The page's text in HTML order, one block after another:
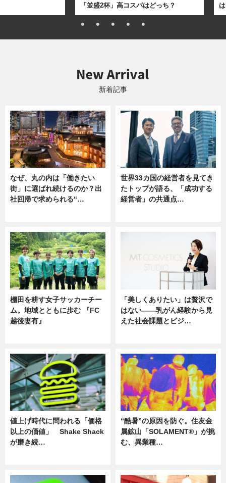
「並盛2杯」高コスパはどっち？
新着記事
なぜ、丸の内は「働きたい
街」に選ばれ続けるのか？出
社回帰で求められる“…
世界33カ国の経営者を見てき
たトップが語る、「成功する
経営者」の共通点…
棚田を耕す女子サッカーチー
ム。地域とともに歩む 『FC
越後妻有』
「美しくありたい」は贅沢で
はない――乳がん経験から見
えた社会課題とビジ…
値上げ時代に問われる「価格
以上の価値」 Shake Shack
が磨き続…
“酷暑”の原因を防ぐ。住友金
属鉱山「SOLAMENT®」が挑
む、異業種…